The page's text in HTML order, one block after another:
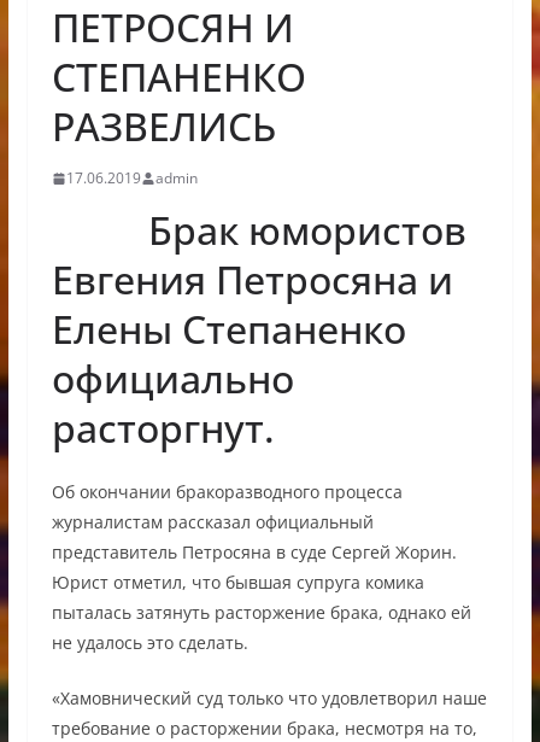
ПЕТРОСЯН И
СТЕПАНЕНКО
РАЗВЕЛИСЬ
17.06.2019 admin
Брак юмористов
Евгения Петросяна и
Елены Степаненко
официально
расторгнут.
Об окончании бракоразводного процесса
журналистам рассказал официальный
представитель Петросяна в суде Сергей Жорин.
Юрист отметил, что бывшая супруга комика
пыталась затянуть расторжение брака, однако ей
не удалось это сделать.
«Хамовнический суд только что удовлетворил наше
требование о расторжении брака, несмотря на то,